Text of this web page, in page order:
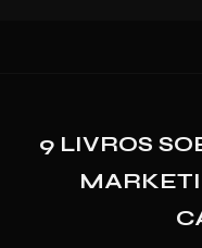
9 LIVROS